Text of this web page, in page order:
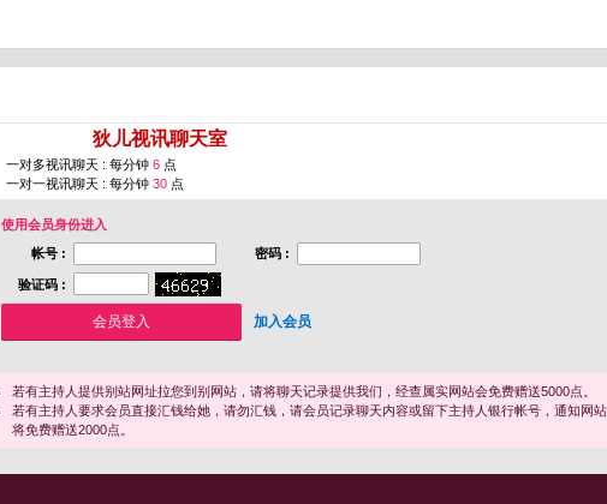
狄儿视讯聊天室
一对多视讯聊天 : 每分钟 6 点
一对一视讯聊天 : 每分钟 30 点
使用会员身份进入
帐号 :
密码 :
验证码 :
加入会员
若有主持人提供别站网址拉您到别网站，请将聊天记录提供我们，经查属实网站会免费赠送5000点。
若有主持人要求会员直接汇钱给她，请勿汇钱，请会员记录聊天内容或留下主持人银行帐号，通知网
将免费赠送2000点。